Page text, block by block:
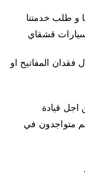
و طلب خدمتنا
قشقاي
فقدان المفاتيح او
قيادة
متواجدون في